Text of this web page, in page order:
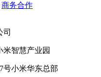
商务合作
司
米智慧产业园
号小米华东总部